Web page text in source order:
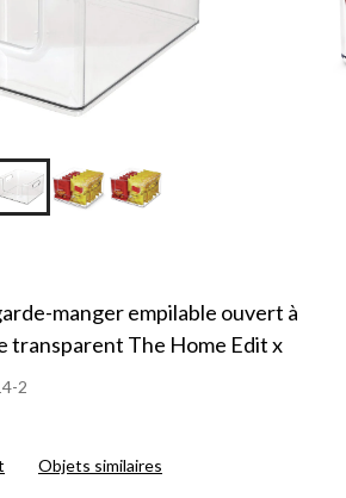
manger empilable ouvert à
transparent The Home Edit x
2
Objets similaires